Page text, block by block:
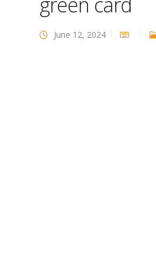
June 12, 2024